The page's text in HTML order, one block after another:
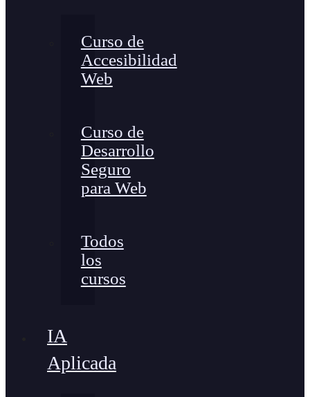
Curso de
Accesibilidad
Web
Curso de
Desarrollo
Seguro
para Web
Todos
los
cursos
IA
Aplicada